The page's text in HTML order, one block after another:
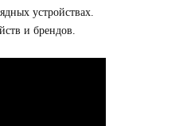
устройствах.
и брендов.